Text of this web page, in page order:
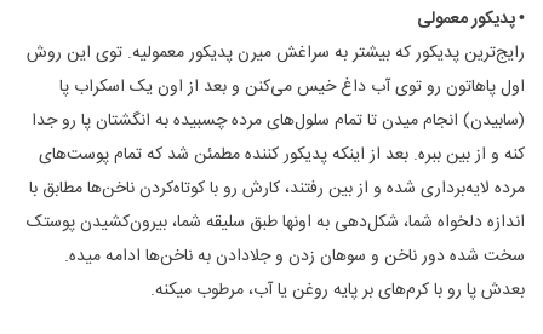
• پدیکور معمولی
رایج‌ترین پدیکور که بیشتر به سراغش میرن پدیکور معمولیه. توی این روش
اول پاهاتون رو توی آب داغ خیس می‌کنن و بعد از اون یک اسکراب پا
(سابیدن) انجام میدن تا تمام سلول‌های مرده چسبیده به انگشتان پا رو جدا
کنه و از بین ببره. بعد از اینکه پدیکور کننده مطمئن شد که تمام پوست‌های
مرده لایه‌برداری شده و از بین رفتند‌، کارش رو با کوتاه‌کردن ناخن‌ها مطابق با
اندازه دلخواه شما، شکل‌دهی به اونها طبق سلیقه شما، بیرون‌کشیدن پوستک
سخت شده دور ناخن و سوهان زدن و جلادادن به ناخن‌ها ادامه میده.
بعدش پا رو با کرم‌های بر پایه روغن یا آب، مرطوب میکنه.